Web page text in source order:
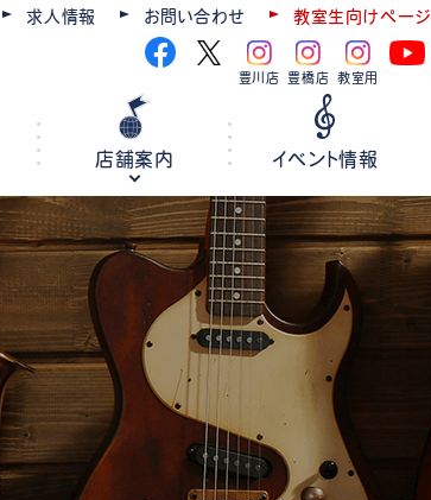
求人情報 お問い合わせ 教室生向けページ
豊川店 豊橋店 教室用
ウクレレ
弦楽器
ナンス 各種楽器修理
ル ホールレンタル
店舗案内 イベント情報